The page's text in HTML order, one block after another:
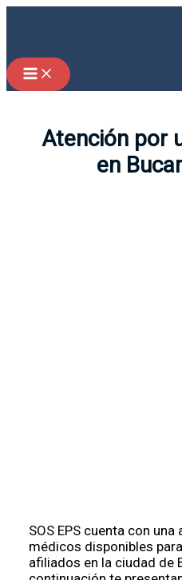
Atención por
en
SOS EPS cuenta con
médicos disponibles
afiliados en la ciudad de